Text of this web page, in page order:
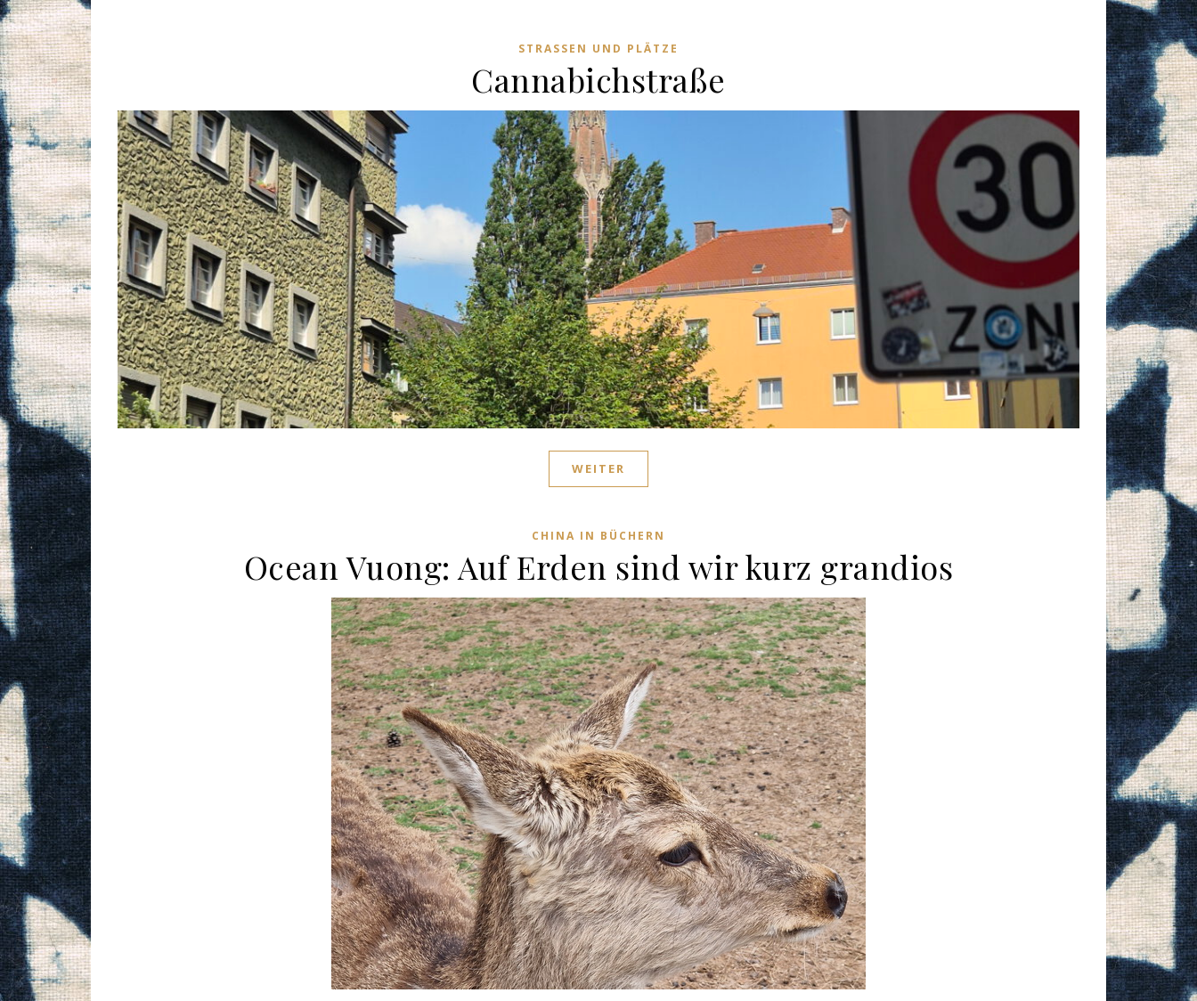
STRASSEN UND PLÄTZE
Cannabichstraße
WEITER
CHINA IN BÜCHERN
Ocean Vuong: Auf Erden sind wir kurz grandios